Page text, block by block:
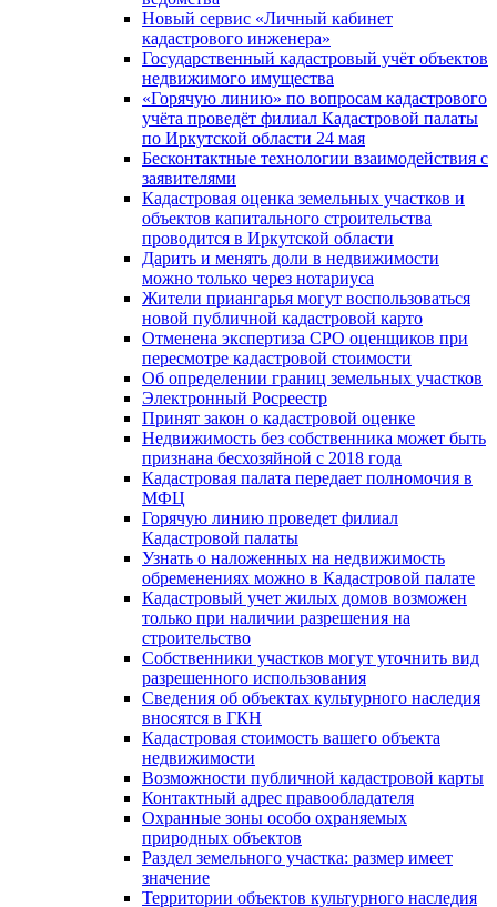
Новый сервис «Личный кабинет
кадастрового инженера»
Государственный кадастровый учёт объектов
недвижимого имущества
«Горячую линию» по вопросам кадастрового
учёта проведёт филиал Кадастровой палаты
по Иркутской области 24 мая
Бесконтактные технологии взаимодействия с
заявителями
Кадастровая оценка земельных участков и
объектов капитального строительства
проводится в Иркутской области
Дарить и менять доли в недвижимости
можно только через нотариуса
Жители приангарья могут воспользоваться
новой публичной кадастровой карто
Отменена экспертиза СРО оценщиков при
пересмотре кадастровой стоимости
Об определении границ земельных участков
Электронный Росреестр
Принят закон о кадастровой оценке
Недвижимость без собственника может быть
признана бесхозяйной с 2018 года
Кадастровая палата передает полномочия в
МФЦ
Горячую линию проведет филиал
Кадастровой палаты
Узнать о наложенных на недвижимость
обременениях можно в Кадастровой палате
Кадастровый учет жилых домов возможен
только при наличии разрешения на
строительство
Собственники участков могут уточнить вид
разрешенного использования
Сведения об объектах культурного наследия
вносятся в ГКН
Кадастровая стоимость вашего объекта
недвижимости
Возможности публичной кадастровой карты
Контактный адрес правообладателя
Охранные зоны особо охраняемых
природных объектов
Раздел земельного участка: размер имеет
значение
Территории объектов культурного наследия